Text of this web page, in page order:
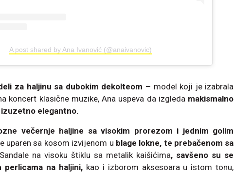
A post shared by Ana Ivanović (@anaivanovic)
za haljinu sa dubokim dekolteom – model koji je izabrala
koncert klasične muzike, Ana uspeva da izgleda makismalno
elegantno.
večernje haljine sa visokim prorezom i jednim golim
uparen sa kosom izvijenom u blage lokne, te prebačenom sa
na visoku štiklu sa metalik kaišićima, savšeno su se
na haljini,kao i izborom aksesoara u istom tonu,